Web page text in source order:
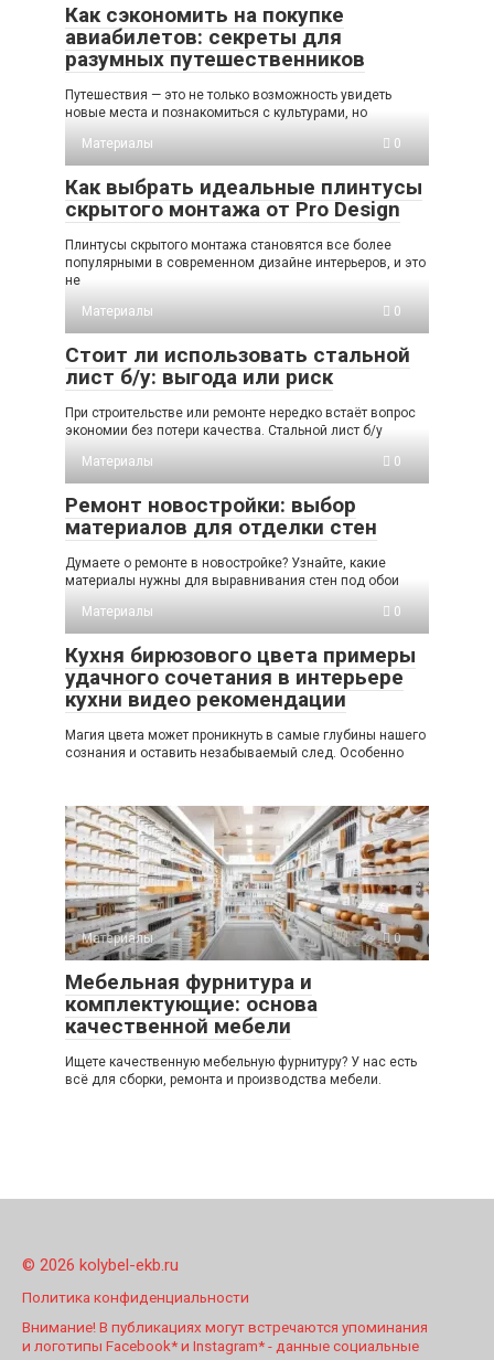
Как сэкономить на покупке
авиабилетов: секреты для
разумных путешественников
Путешествия — это не только возможность увидеть
новые места и познакомиться с культурами, но
Материалы
0
Как выбрать идеальные плинтусы
скрытого монтажа от Pro Design
Плинтусы скрытого монтажа становятся все более
популярными в современном дизайне интерьеров, и это
не
Материалы
0
Стоит ли использовать стальной
лист б/у: выгода или риск
При строительстве или ремонте нередко встаёт вопрос
экономии без потери качества. Стальной лист б/у
Материалы
0
Ремонт новостройки: выбор
материалов для отделки стен
Думаете о ремонте в новостройке? Узнайте, какие
материалы нужны для выравнивания стен под обои
Материалы
0
Кухня бирюзового цвета примеры
удачного сочетания в интерьере
кухни видео рекомендации
Магия цвета может проникнуть в самые глубины нашего
сознания и оставить незабываемый след. Особенно
Материалы 0
Мебельная фурнитура и
комплектующие: основа
качественной мебели
Ищете качественную мебельную фурнитуру? У нас есть
всё для сборки, ремонта и производства мебели.
© 2026 kolybel-ekb.ru
Политика конфиденциальности
Внимание! В публикациях могут встречаются упоминания
и логотипы Facebook* и Instagram* - данные социальные